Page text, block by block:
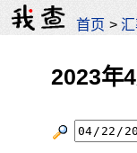
首页 >
2023年